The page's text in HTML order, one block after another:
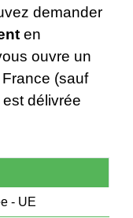
demander
en
ouvre un
(sauf
délivrée
- UE